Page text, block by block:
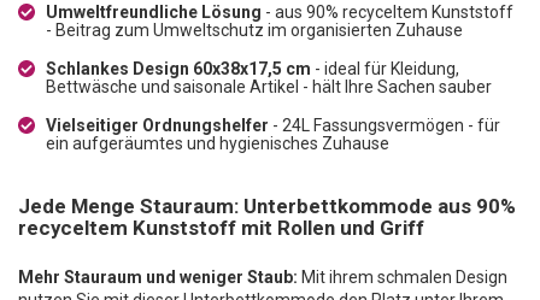
Umweltfreundliche Lösung - aus 90% recyceltem Kunststoff
- Beitrag zum Umweltschutz im organisierten Zuhause
Schlankes Design 60x38x17,5 cm - ideal für Kleidung,
Bettwäsche und saisonale Artikel - hält Ihre Sachen sauber
Vielseitiger Ordnungshelfer - 24L Fassungsvermögen - für
ein aufgeräumtes und hygienisches Zuhause
Jede Menge Stauraum: Unterbettkommode aus 90%
recyceltem Kunststoff mit Rollen und Griff
Mehr Stauraum und weniger Staub: Mit ihrem schmalen Design